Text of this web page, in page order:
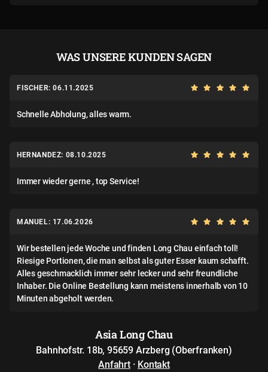
WAS UNSERE KUNDEN SAGEN
FISCHER: 06.11.2025
Schnelle Abholung, alles warm.
HERNANDEZ: 08.10.2025
Immer wieder gerne , top Service!
MANUEL: 17.06.2026
Wir bestellen jede Woche und finden Long Chau einfach toll!
Riesige Portionen, die man selbst als guter Esser kaum schafft.
Alles geschmacklich immer sehr lecker und sehr freundliche
Inhaber. Die Online Bestellung kann meistens innerhalb von 10
Minuten abgeholt werden.
Asia Long Chau
Bahnhofstr. 18b, 95659 Arzberg (Oberfranken)
Anfahrt· Kontakt